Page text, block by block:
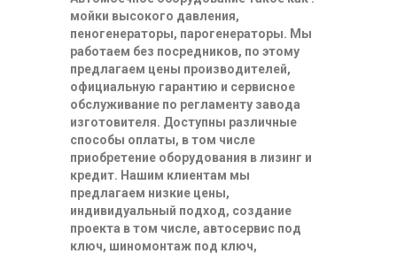
мойки высокого давления,
пеногенераторы, парогенераторы. Мы
работаем без посредников, по этому
предлагаем цены производителей,
официальную гарантию и сервисное
обслуживание по регламенту завода
изготовителя. Доступны различные
способы оплаты, в том числе
приобретение оборудования в лизинг и
кредит. Нашим клиентам мы
предлагаем низкие цены,
индивидуальный подход, создание
проекта в том числе, автосервис под
ключ, шиномонтаж под ключ,